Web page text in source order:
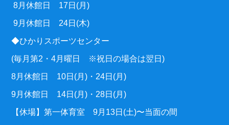
8月休館日 17日(月)
9月休館日 24日(木)
◆ひかりスポーツセンター
(毎月第2・4月曜日 ※祝日の場合は翌日)
8月休館日 10日(月)・24日(月)
9月休館日 14日(月)・28日(月)
【休場】第一体育室 9月13日(土)〜当面の間